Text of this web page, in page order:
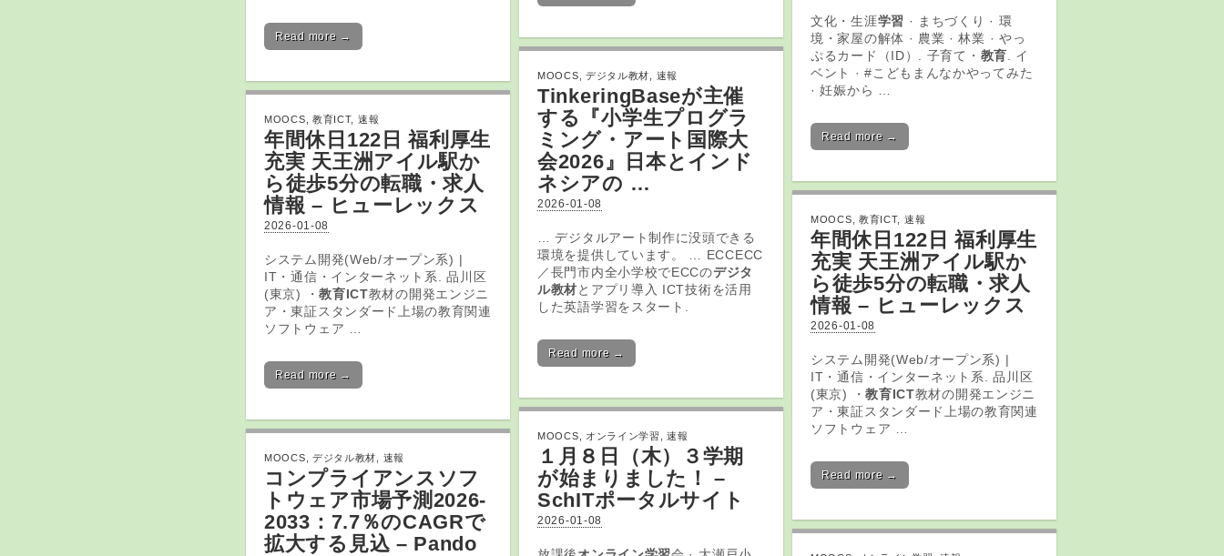
Read more →
文化・生涯学習 · まちづくり · 環
境・家屋の解体 · 農業 · 林業 · やっ
ぷるカード（ID）. 子育て・ 教育 . イ
ベント · #こどもまんなかやってみた
· 妊娠から …
Read more →
MOOCS デジタル教材 速報
TinkeringBaseが主催
する『小学生プログラ
ミング・アート国際大
会2026』日本とインド
ネシアの …
2026-01-08
… デジタルアート制作に没頭できる
環境を提供しています。 … ECCECC
／長門市内全小学校でECCのデジタ
ル教材とアプリ導入 ICT技術を活用
した英語学習をスタート.
Read more →
MOOCS 教育ICT, 速報
年間休日122日 福利厚生
充実 天王洲アイル駅か
ら徒歩5分の転職・求人
情報 – ヒューレックス
2026-01-08
システム開発(Web/オープン系) |
IT・通信・インターネット系. 品川区
(東京) ・教育ICT教材の開発エンジニ
ア・東証スタンダード上場の教育関連
ソフトウェア …
Read more →
MOOCS 教育ICT, 速報
年間休日122日 福利厚生
充実 天王洲アイル駅か
ら徒歩5分の転職・求人
情報 – ヒューレックス
2026-01-08
システム開発(Web/オープン系) |
IT・通信・インターネット系. 品川区
(東京) ・教育ICT教材の開発エンジニ
ア・東証スタンダード上場の教育関連
ソフトウェア …
Read more →
MOOCS オンライン学習 ,速報
１月８日（木）３学期
が始まりました！ –
SchITポータルサイト
2026-01-08
MOOCS デジタル教材 速報
コンプライアンスソフ
トウェア市場予測2026-
2033：7.7％のCAGRで
拡大する見込 – Pando